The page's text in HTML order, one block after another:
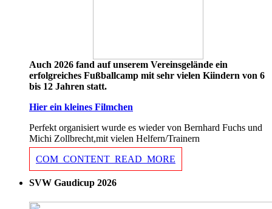
Auch 2026 fand auf unserem Vereinsgelände ein
erfolgreiches Fußballcamp mit sehr vielen Kiindern von 6
bis 12 Jahren statt.
Hier ein kleines Filmchen
Perfekt organisiert wurde es wieder von Bernhard Fuchs und
Michi Zollbrecht,mit vielen Helfern/Trainern
COM_CONTENT_READ_MORE
SVW Gaudicup 2026